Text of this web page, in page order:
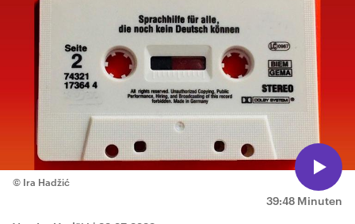
39:48 Minuten
© Ira Hadžić